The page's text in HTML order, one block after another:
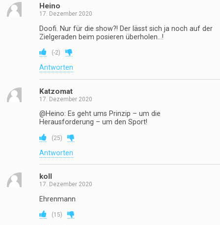
Heino
17. Dezember 2020
Doofi. Nur für die show?! Der lässt sich ja noch auf der
Zielgeraden beim posieren überholen…!
(-2)
Antworten
Katzomat
17. Dezember 2020
@Heino: Es geht ums Prinzip – um die
Herausforderung – um den Sport!
(25)
Antworten
koll
17. Dezember 2020
Ehrenmann
(15)